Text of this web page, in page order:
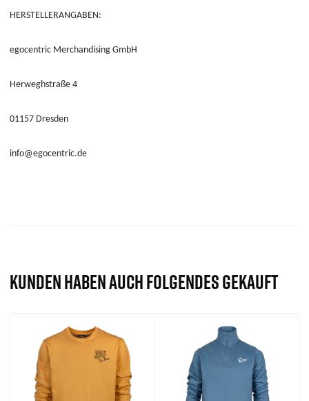
HERSTELLERANGABEN:
egocentric Merchandising GmbH
Herweghstraße 4
01157 Dresden
info@egocentric.de
KUNDEN HABEN AUCH FOLGENDES GEKAUFT